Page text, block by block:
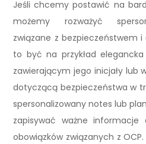
Jeśli chcemy postawić na
możemy rozważyć
związane z bezpieczeństwem i
to być na przykład
zawierającym jego inicjały lub
dotyczącą bezpieczeństwa w
spersonalizowany notes lub
zapisywać ważne
obowiązków związanych z